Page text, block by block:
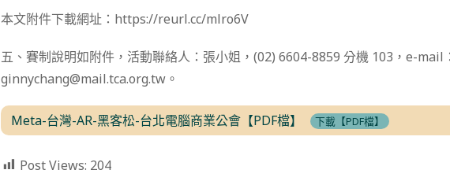
本文附件下載網址：https://reurl.cc/mlro6V
五、賽制說明如附件，活動聯絡人：張小姐，(02) 6604-8859 分機 103，e-mail：
ginnychang@mail.tca.org.tw。
Meta-台灣-AR-黑客松-台北電腦商業公會【PDF檔】 下載【PDF檔】
Post Views: 204